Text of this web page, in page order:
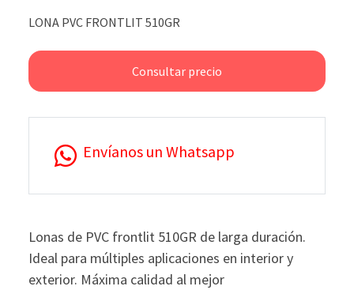
LONA PVC FRONTLIT 510GR
Consultar precio
Envíanos un Whatsapp
Lonas de PVC frontlit 510GR de larga duración.
Ideal para múltiples aplicaciones en interior y
exterior. Máxima calidad al mejor